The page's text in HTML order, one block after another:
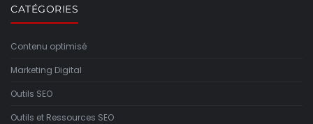
CATÉGORIES
Contenu optimisé
Marketing Digital
Outils SEO
Outils et Ressources SEO